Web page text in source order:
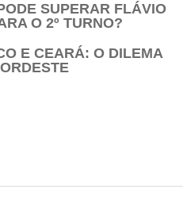
SUPERAR FLÁVIO
O 2º TURNO?
E CEARÁ: O DILEMA